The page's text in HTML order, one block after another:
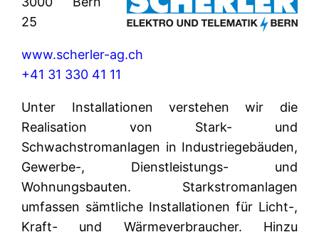
25
www.scherler-ag.ch
+41 31 330 41 11
Unter Installationen verstehen wir die
Realisation von Stark- und
Schwachstromanlagen in Industriegebäuden,
Gewerbe-, Dienstleistungs- und
Wohnungsbauten. Starkstromanlagen
umfassen sämtliche Installationen für Licht-,
Kraft- und Wärmeverbraucher. Hinzu